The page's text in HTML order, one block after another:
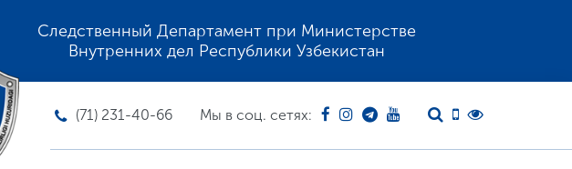
Следственный Департамент при Министерстве
Внутренних дел Республики Узбекистан
(71) 231-40-66 Мы в соц. сетях: